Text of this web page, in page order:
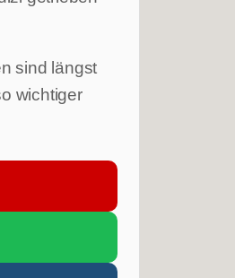
sind längst
wichtiger